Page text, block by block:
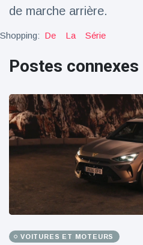
de marche arrière.
Shopping: De La Série
Postes connexes
VOITURES ET MOTEURS